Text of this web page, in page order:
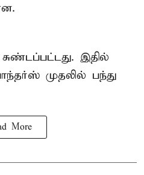
இதில்
முதலில் பந்து
More